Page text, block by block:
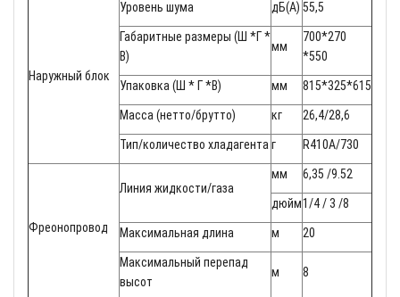
Наружный блок
Уровень шума дБ(А) 55,5
Габаритные размеры (Ш *Г *
В)
мм
700*270
*550
Упаковка (Ш * Г *В) мм 815*325*615
Масса (нетто/брутто) кг 26,4/28,6
Тип/количество хладагента г R410A/730
Фреонопровод
Линия жидкости/газа
мм 6,35 /9.52
дюйм1/4 / 3 /8
Максимальная длина м 20
Максимальный перепад
высот
м 8